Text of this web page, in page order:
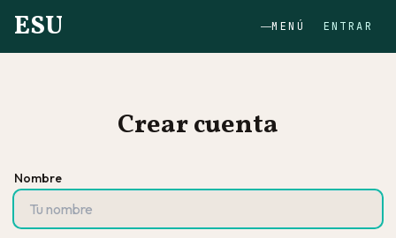
ESU MENÚ ENTRAR
Crear cuenta
Nombre